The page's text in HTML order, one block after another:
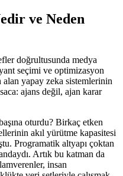
ve Neden
doğrultusunda medya
seçimi ve optimizasyon
alan yapay zeka sistemlerinin
ajans değil, ajan karar
oturdu? Birkaç etken
akıl yürütme kapasitesi
Programatik altyapı çoktan
Artık bu katman da
insan